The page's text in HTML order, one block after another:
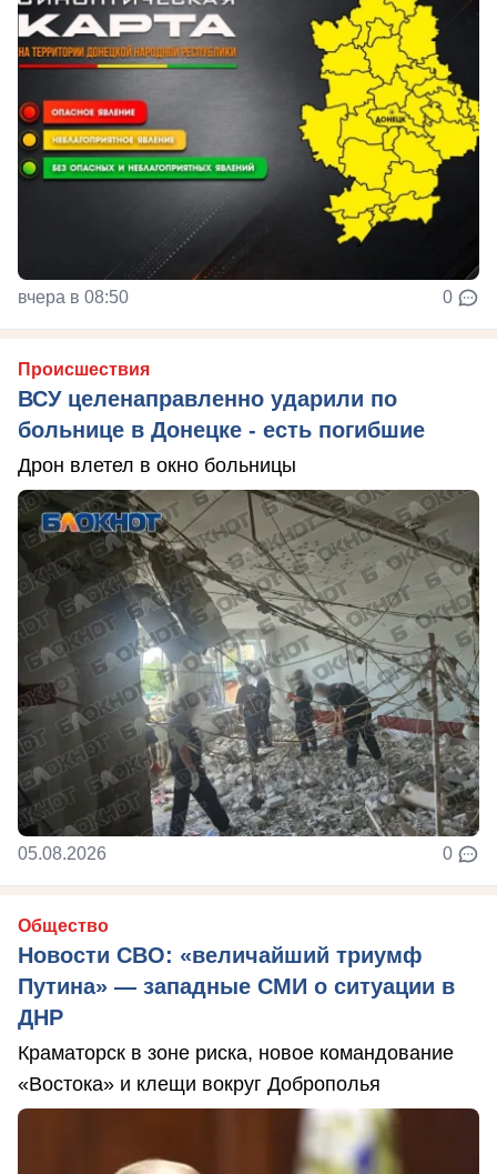
вчера в 08:50 0
Происшествия
ВСУ целенаправленно ударили по
больнице в Донецке - есть погибшие
Дрон влетел в окно больницы
05.08.2026 0
Общество
Новости СВО: «величайший триумф
Путина» — западные СМИ о ситуации в
ДНР
Краматорск в зоне риска, новое командование
«Востока» и клещи вокруг Доброполья